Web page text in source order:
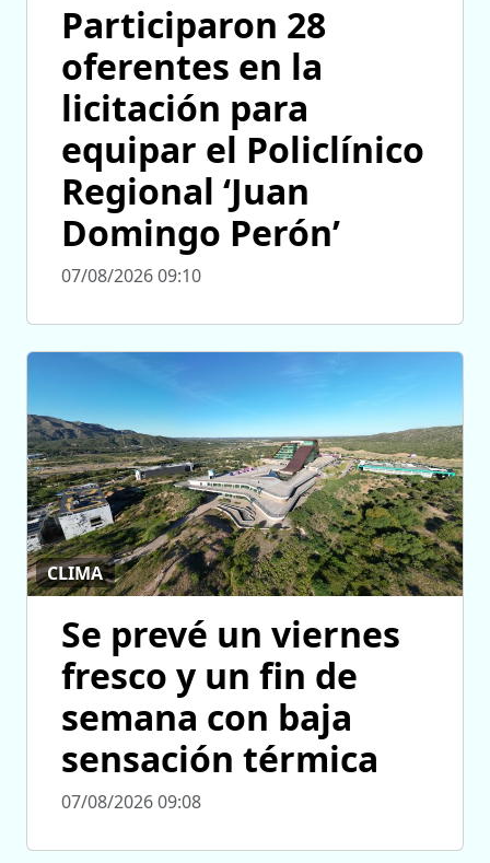
Participaron 28
oferentes en la
licitación para
equipar el Policlínico
Regional ‘Juan
Domingo Perón’
07/08/2026 09:10
CLIMA
Se prevé un viernes
fresco y un fin de
semana con baja
sensación térmica
07/08/2026 09:08